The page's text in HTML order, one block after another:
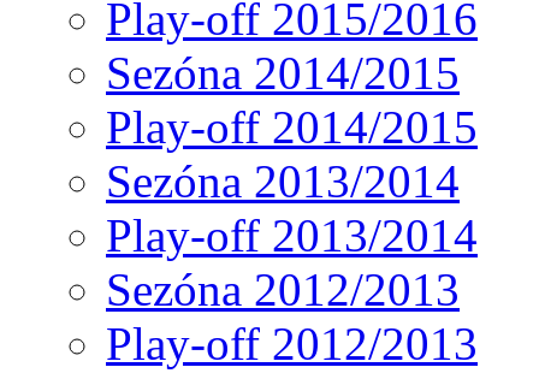
Play-off 2015/2016
Sezóna 2014/2015
Play-off 2014/2015
Sezóna 2013/2014
Play-off 2013/2014
Sezóna 2012/2013
Play-off 2012/2013